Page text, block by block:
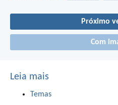
Próximo
Com
Leia mais
Temas